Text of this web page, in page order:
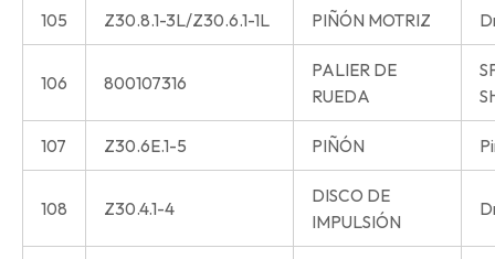
105 Z30.8.1-3L/Z30.6.1-1L PIÑÓN MOTRIZ
106 800107316
PALIER DE
RUEDA
107 Z30.6E.1-5 PIÑÓN
108 Z30.4.1-4
DISCO DE
IMPULSIÓN